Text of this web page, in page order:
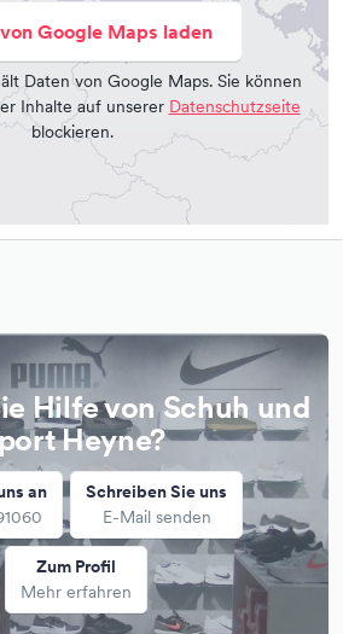
Google Maps laden
Daten von Google Maps. Sie können
Inhalte auf unserer Datenschutzseite
blockieren.
Hilfe von Schuh und
Heyne?
an
Schreiben Sie uns
E-Mail senden
Zum Profil
Mehr erfahren